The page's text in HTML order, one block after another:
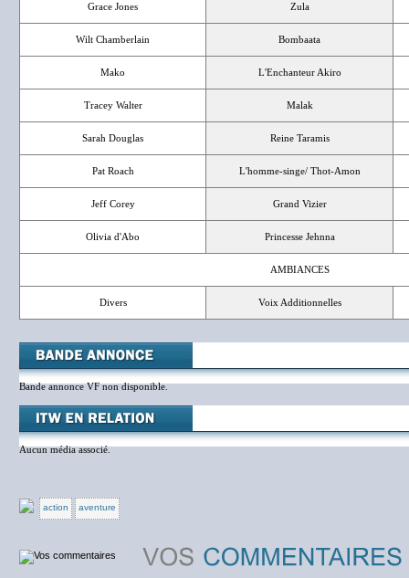
Grace Jones Zula
Wilt Chamberlain Bombaata
Mako L'Enchanteur Akiro
Tracey Walter Malak
Sarah Douglas Reine Taramis
Pat Roach L'homme-singe/ Thot-Amon
Jeff Corey Grand Vizier
Olivia d'Abo Princesse Jehnna
AMBIANCES
Divers Voix Additionnelles
Bande annonce VF non disponible.
Aucun média associé.
action aventure